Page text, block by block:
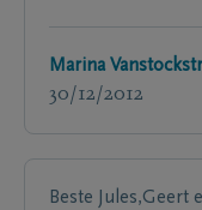
Marina
30/12/2012
Beste Jules,Geert